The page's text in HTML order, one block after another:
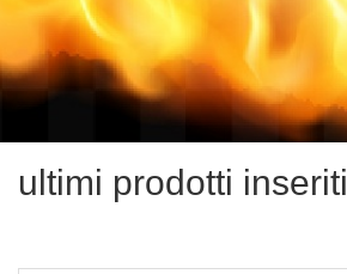
ultimi prodotti inseriti
AGGIUNGI